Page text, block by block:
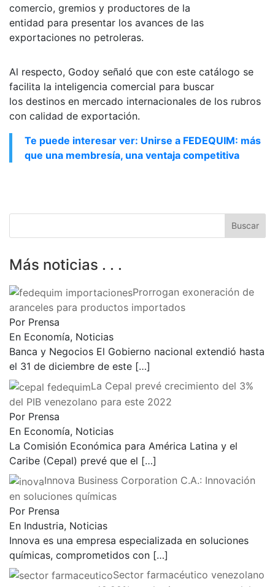
comercio, gremios y productores de la
entidad para presentar los avances de las
exportaciones no petroleras.
Al respecto, Godoy señaló que con este catálogo se
facilita la inteligencia comercial para buscar
los destinos en mercado internacionales de los rubros
con calidad de exportación.
Te puede interesar ver: Unirse a FEDEQUIM: más
que una membresía, una ventaja competitiva
Más noticias . . .
Prorrogan exoneración de
aranceles para productos importados
Por Prensa
En Economía, Noticias
Banca y Negocios El Gobierno nacional extendió hasta
el 31 de diciembre de este […]
La Cepal prevé crecimiento del 3%
del PIB venezolano para este 2022
Por Prensa
En Economía, Noticias
La Comisión Económica para América Latina y el
Caribe (Cepal) prevé que el […]
Innova Business Corporation C.A.: Innovación
en soluciones químicas
Por Prensa
En Industria, Noticias
Innova es una empresa especializada en soluciones
químicas, comprometidos con […]
Sector farmacéutico venezolano